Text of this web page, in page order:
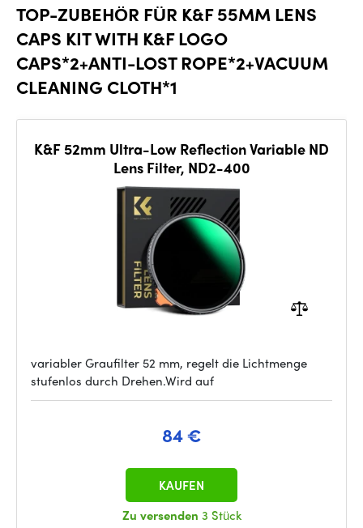
TOP-ZUBEHÖR FÜR K&F 55MM LENS
CAPS KIT WITH K&F LOGO
CAPS*2+ANTI-LOST ROPE*2+VACUUM
CLEANING CLOTH*1
K&F 52mm Ultra-Low Reflection Variable ND
Lens Filter, ND2-400
variabler Graufilter 52 mm, regelt die Lichtmenge
stufenlos durch Drehen.Wird auf
84 €
Zu versenden 3 Stück
KAUFEN